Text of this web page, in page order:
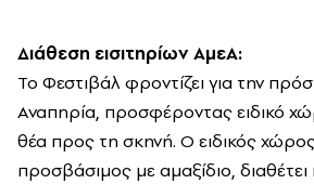
Διάθεση εισιτηρίων ΑμεΑ:
Το Φεστιβάλ φροντίζει για την
Αναπηρία, προσφέροντας ειδικό
θέα προς τη σκηνή. Ο ειδικός χώρος
προσβάσιμος με αμαξίδιο,